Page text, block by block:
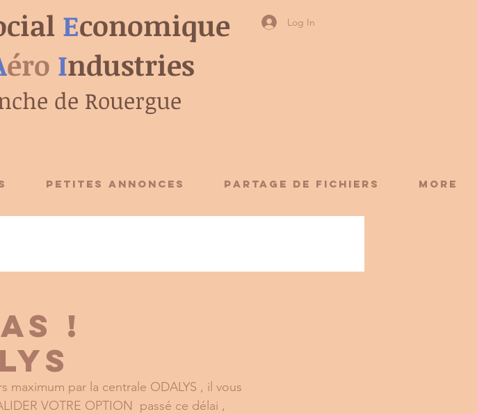
Log In
Economique
éro Industries
de Rouergue
PETITES ANNONCES Partage de fichiers More
!
maximum par la centrale ODALYS , il vous
VOTRE OPTION  passé ce délai ,